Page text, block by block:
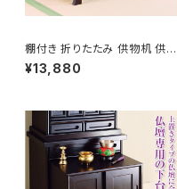
棚付き 折りたたみ 供物机 供物
台 仏具 仏事 / 生活雑貨 日用品
仏事・神事用品
¥13,880